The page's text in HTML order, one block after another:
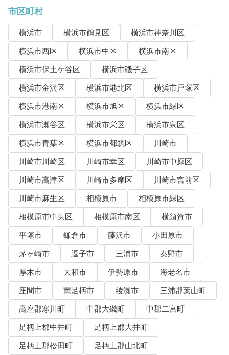
市区町村
横浜市 横浜市鶴見区
横浜市神奈川区
横浜市西区
横浜市中区
横浜市南区
横浜市保土ケ谷区
横浜市磯子区
横浜市金沢区
横浜市港北区
横浜市戸塚区
横浜市港南区
横浜市旭区
横浜市緑区
横浜市瀬谷区
横浜市栄区
横浜市泉区
横浜市青葉区
横浜市都筑区
川崎市
川崎市川崎区
川崎市幸区
川崎市中原区
川崎市高津区
川崎市多摩区
川崎市宮前区
川崎市麻生区
相模原市
相模原市緑区
相模原市中央区
相模原市南区
横須賀市
平塚市
鎌倉市 藤沢市
小田原市
茅ヶ崎市
逗子市 三浦市
秦野市
厚木市
大和市 伊勢原市
海老名市
座間市
南足柄市 綾瀬市
三浦郡葉山町
高座郡寒川町
中郡大磯町
中郡二宮町
足柄上郡中井町
足柄上郡大井町
足柄上郡松田町
足柄上郡山北町